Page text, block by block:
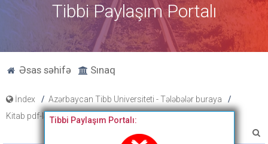
Tibbi Paylaşım Portalı
Əsas səhifə Sınaq
İndex
Azərbaycan Tibb Universiteti - Tələbələr buraya
Kitab pdf-ləri, tibbi fənlər üzrə slayd və paylaşımlar
Tibbi Paylaşım Portalı: